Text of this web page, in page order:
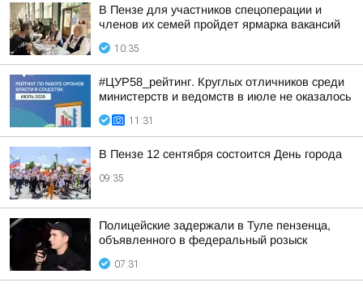
В Пензе для участников спецоперации и
членов их семей пройдет ярмарка вакансий
10:35
#ЦУР58_рейтинг. Круглых отличников среди
министерств и ведомств в июле не оказалось
11:31
В Пензе 12 сентября состоится День города
09:35
Полицейские задержали в Туле пензенца,
объявленного в федеральный розыск
07:31